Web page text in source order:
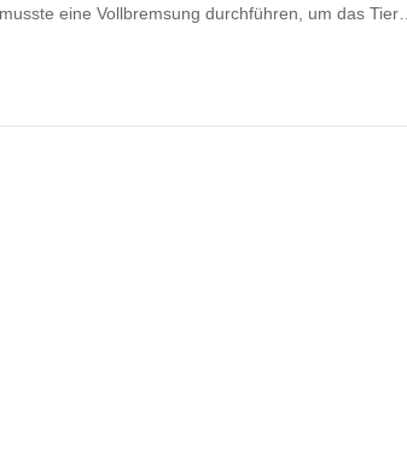
eine Vollbremsung durchführen, um das Tier…